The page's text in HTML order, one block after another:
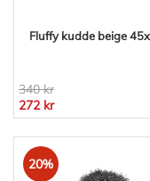
Fluffy kudde beige
340 kr
272 kr
20%